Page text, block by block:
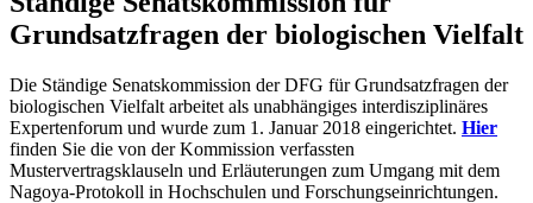
Grundsatzfragen der biologischen Vielfalt
Die Ständige Senatskommission der DFG für Grundsatzfragen der
biologischen Vielfalt arbeitet als unabhängiges interdisziplinäres
Expertenforum und wurde zum 1. Januar 2018 eingerichtet. Hier
finden Sie die von der Kommission verfassten
Mustervertragsklauseln und Erläuterungen zum Umgang mit dem
Nagoya-Protokoll in Hochschulen und Forschungseinrichtungen.